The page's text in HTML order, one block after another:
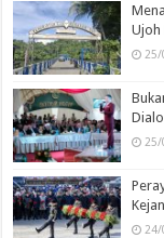
Ujoh